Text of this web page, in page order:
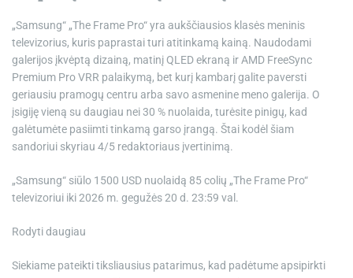
„Samsung“ „The Frame Pro“ yra aukščiausios klasės meninis
televizorius, kuris paprastai turi atitinkamą kainą. Naudodami
galerijos įkvėptą dizainą, matinį QLED ekraną ir AMD FreeSync
Premium Pro VRR palaikymą, bet kurį kambarį galite paversti
geriausiu pramogų centru arba savo asmenine meno galerija. O
įsigiję vieną su daugiau nei 30 % nuolaida, turėsite pinigų, kad
galėtumėte pasiimti tinkamą garso įrangą. Štai kodėl šiam
sandoriui skyriau 4/5 redaktoriaus įvertinimą.
„Samsung“ siūlo 1500 USD nuolaidą 85 colių „The Frame Pro“
televizoriui iki 2026 m. gegužės 20 d. 23:59 val.
Rodyti daugiau
Siekiame pateikti tiksliausius patarimus, kad padėtume apsipirkti